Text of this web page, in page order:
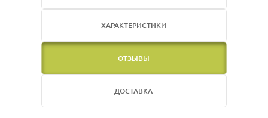
ХАРАКТЕРИСТИКИ
ОТЗЫВЫ
ДОСТАВКА